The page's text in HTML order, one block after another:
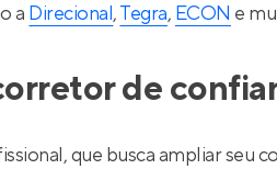
a Direcional,Tegra, ECON e
de
que busca ampliar seu